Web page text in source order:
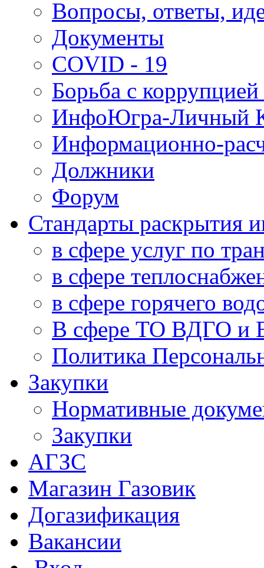
Вопросы, ответы,
Документы
COVID - 19
Борьба с
ИнфоЮгра-Личный
Информационно-
Должники
Форум
Стандарты раскрытия
в сфере услуг по
в сфере
в сфере горячего
В сфере ТО ВДГО и
Политика
Закупки
Нормативные
Закупки
АГЗС
Магазин Газовик
Догазификация
Вакансии